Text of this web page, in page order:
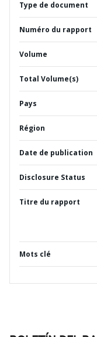
Type de document
Numéro du rapport
Volume
Total Volume(s)
Pays
Région
Date de publication
Disclosure Status
Titre du rapport
Mots clé